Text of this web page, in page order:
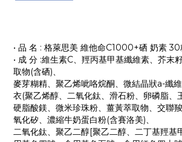
• 品 名 : 格萊思美 維他命C1000+硒 奶素 30
• 成 分 :維生素C、羥丙基甲基纖維素、芥末
取物(含硒)、
麥芽糊精、聚乙烯呲咯烷酮、微結晶狀a-纖
衣(聚乙烯醇、二氧化鈦、滑石粉、卵磷脂、
硬脂酸鎂、微米珍珠粉、薑黃萃取物、交聯
氧化矽、濃縮牛奶蛋白粉(含賽洛美)、
二氧化鈦、聚乙二醇[聚乙二醇、二丁基羥基